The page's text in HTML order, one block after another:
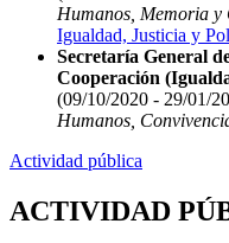
Humanos, Memoria y
Igualdad, Justicia y
Secretaría General
Cooperación
(09/10/2020 - 29/01/
Humanos,
Actividad pública
ACTIVIDAD